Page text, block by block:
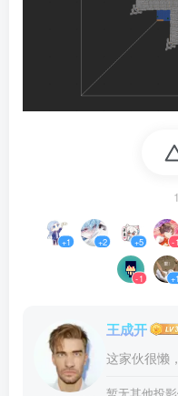
+1 +2 +5 -1
-1 +1
王成开
这家伙很懒